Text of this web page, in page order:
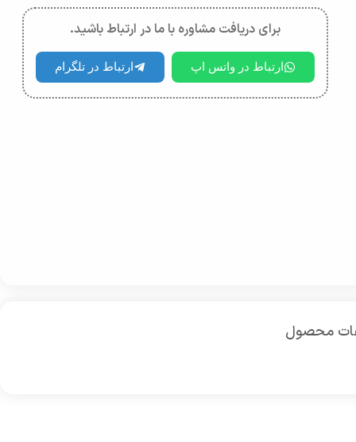
برای دریافت مشاوره با ما در ارتباط باشید.
ارتباط در واتس اپ ارتباط در تلگرام
محصول